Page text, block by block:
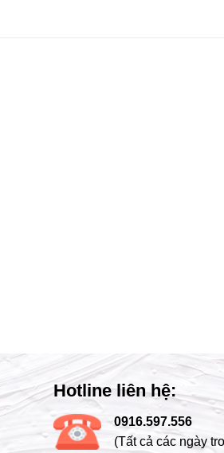
Hotline liên hệ:
0916.597.556
(Tất cả các ngày